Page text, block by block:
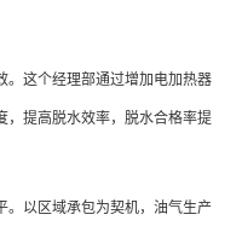
。这个经理部通过增加电加热器
，提高脱水效率，脱水合格率提
。以区域承包为契机，油气生产